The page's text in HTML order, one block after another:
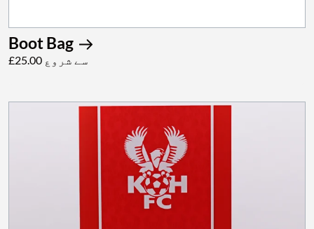
Boot Bag
£25.00 سے شروع